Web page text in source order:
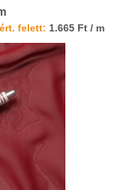
felett: 1.665 Ft / m